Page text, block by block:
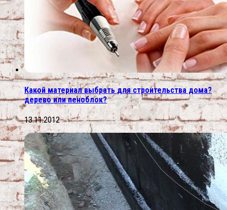
Какой материал выбрать для строительства дома?
дерево или пеноблок?
13.11.2012